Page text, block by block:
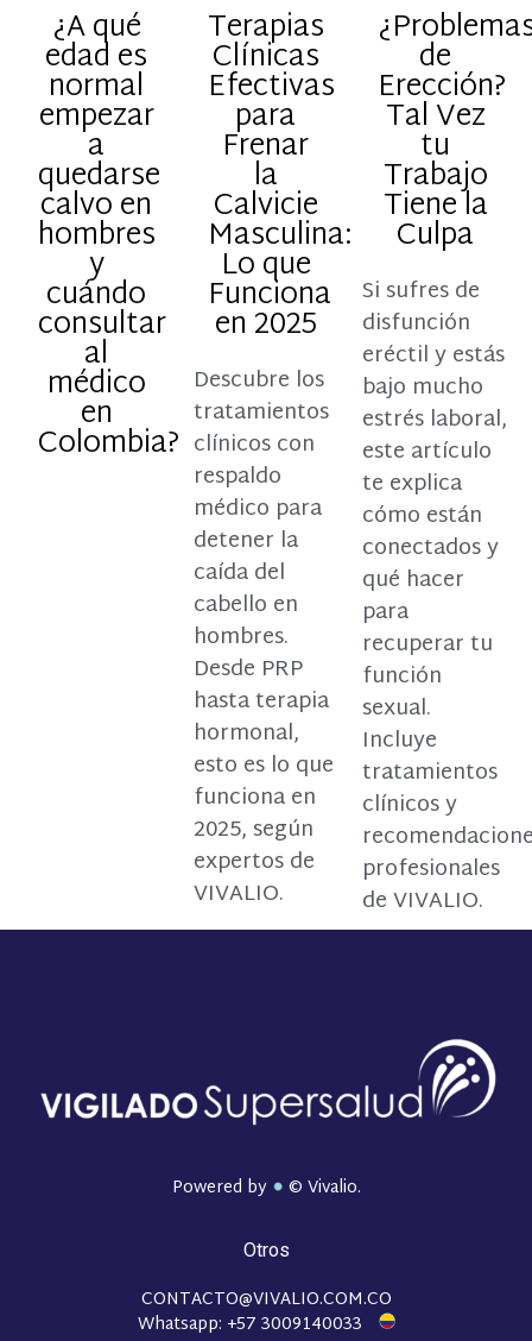
¿A qué
edad es
normal
empezar
a
quedarse
calvo en
hombres
y
cuándo
consultar
al
médico
en
Colombia?
Terapias
Clínicas
Efectivas
para
Frenar
la
Calvicie
Masculina:
Lo que
Funciona
en 2025
Descubre los
tratamientos
clínicos con
respaldo
médico para
detener la
caída del
cabello en
hombres.
Desde PRP
hasta terapia
hormonal,
esto es lo que
funciona en
2025, según
expertos de
VIVALIO.
de
Erección?
Tal Vez
tu
Trabajo
Tiene la
Culpa
Si sufres de
disfunción
eréctil y estás
bajo mucho
estrés laboral,
este artículo
te explica
cómo están
conectados y
qué hacer
para
recuperar tu
función
sexual.
Incluye
tratamientos
clínicos y
profesionales
de VIVALIO.
Powered by © Vivalio.
Otros
CONTACTO@VIVALIO.COM.CO
Whatsapp: +57 3009140033